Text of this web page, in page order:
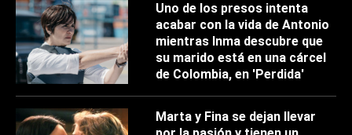
Uno de los presos intenta
acabar con la vida de Antonio
mientras Inma descubre que
su marido está en una cárcel
de Colombia, en 'Perdida'
Marta y Fina se dejan llevar